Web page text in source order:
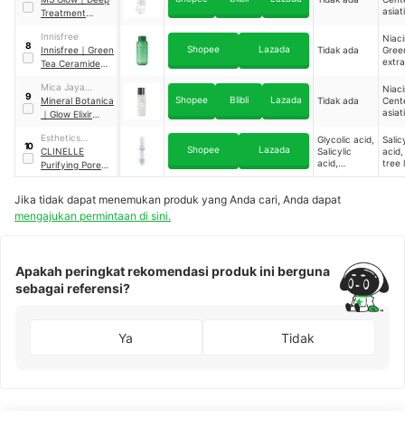
Treatment
8
Innisfree
Innisfree ｜ Green
Tea Ceramide
Shopee Lazada Tidak ada
seed
9
Mica Jaya
Pratama
Mineral Botanica
｜ Glow Elixir
Essence
Shopee Blibli Lazada Tidak ada
10
Esthetics
International
Group Berhad
CLINELLE
Purifying Pore
Minimizer
Shopee Lazada
Glycolic acid,
Salicylic
acid,
Gluconolacto
acid,
tree
Tea
Jika tidak dapat menemukan produk yang Anda cari, Anda dapat
mengajukan permintaan di sini.
Apakah peringkat rekomendasi produk ini berguna
sebagai referensi?
Ya Tidak